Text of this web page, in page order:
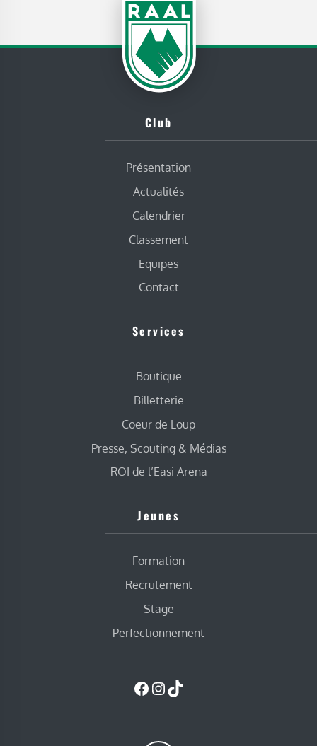
Club
Présentation
Actualités
Calendrier
Classement
Equipes
Contact
Services
Boutique
Billetterie
Coeur de Loup
Presse, Scouting & Médias
ROI de l’Easi Arena
Jeunes
Formation
Recrutement
Stage
Perfectionnement
Facebook
Instagram
TikTok